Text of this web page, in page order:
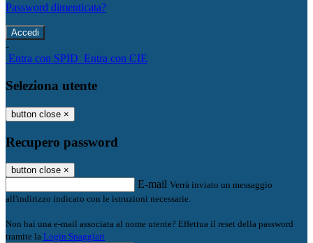
Password dimenticata?
-
Entra con SPID Entra con CIE
Seleziona utente
button close ×
Recupero password
button close ×
E-mail Verrà inviato un messaggio
all'indirizzo indicato con le istruzioni necessarie.
Non hai una e-mail associata al nome utente? Effettua il reset della password
tramite la Login Spaggiari